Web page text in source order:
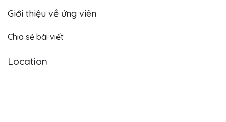
Giới thiệu về ứng viên
Chia sẻ bài viết
Location